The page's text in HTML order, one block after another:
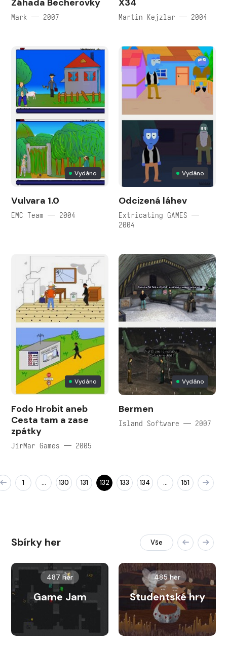
Záhada Becherovky
Mark — 2007
X34
Martin Kejzlar — 2004
Vydáno
Vulvara 1.0
EMC Team — 2004
Vydáno
Odcizená láhev
Extricating GAMES —
2004
Vydáno
Fodo Hrobit aneb
Cesta tam a zase
zpátky
JirMar Games — 2005
Vydáno
Bermen
Island Software — 2007
1 … 130 131 132 133 134 … 151
Sbírky her Vše
487 her
Game Jam
485 her
Studentské hry